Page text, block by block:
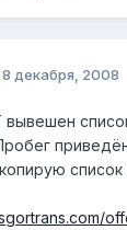
8 декабря, 2008
приведён